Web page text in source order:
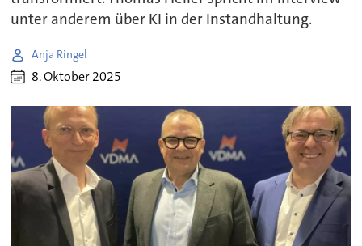
unter anderem über KI in der Instandhaltung.
Anja Ringel
8. Oktober 2025